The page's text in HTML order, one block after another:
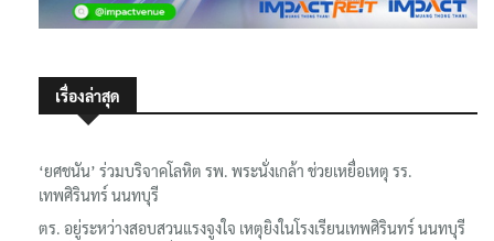
เรื่องล่าสุด
‘ยศชนัน’ ร่วมบริจาคโลหิต รพ. พระนั่งเกล้า ช่วยเหยื่อเหตุ รร.
เทพศิรินทร์ นนทบุรี
ตร. อยู่ระหว่างสอบสวนแรงจูงใจ เหตุยิงในโรงเรียนเทพศิรินทร์ นนทบุรี